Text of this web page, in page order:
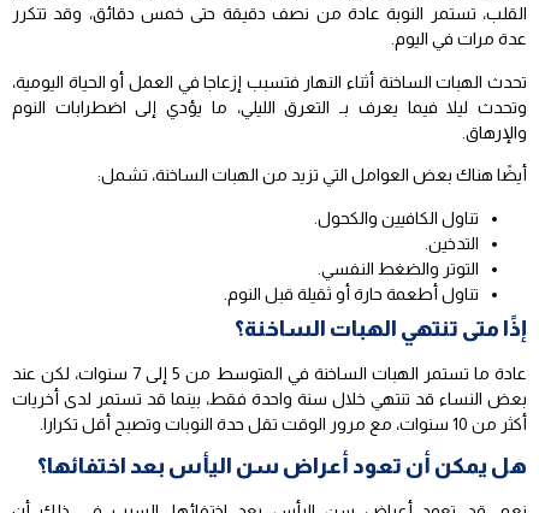
القلب، تستمر النوبة عادة من نصف دقيقة حتى خمس دقائق، وقد تتكرر
عدة مرات في اليوم.
تحدث الهبات الساخنة أثناء النهار فتسبب إزعاجا في العمل أو الحياة اليومية،
وتحدث ليلا فيما يعرف بـ التعرق الليلي، ما يؤدي إلى اضطرابات النوم
والإرهاق.
أيضًا هناك بعض العوامل التي تزيد من الهبات الساخنة، تشمل:
تناول الكافيين والكحول.
التدخين.
التوتر والضغط النفسي.
تناول أطعمة حارة أو ثقيلة قبل النوم.
إذًا متى تنتهي الهبات الساخنة؟
عادة ما تستمر الهبات الساخنة في المتوسط من 5 إلى 7 سنوات، لكن عند
بعض النساء قد تنتهي خلال سنة واحدة فقط، بينما قد تستمر لدى أخريات
أكثر من 10 سنوات، مع مرور الوقت تقل حدة النوبات وتصبح أقل تكرارا.
هل يمكن أن تعود أعراض سن اليأس بعد اختفائها؟